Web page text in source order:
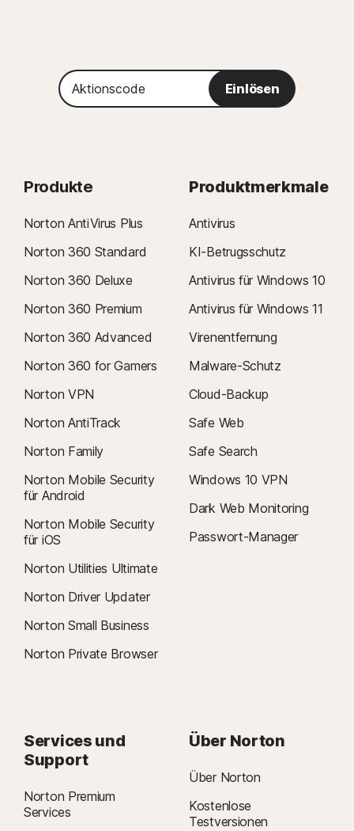
Aktionscode
Einlösen
Produkte
Norton AntiVirus Plus
Norton 360 Standard
Norton 360 Deluxe
Norton 360 Premium
Norton 360 Advanced
Norton 360 for Gamers
Norton VPN
Norton AntiTrack
Norton Family
Norton Mobile Security
für Android
Norton Mobile Security
für iOS
Norton Utilities Ultimate
Norton Driver Updater
Norton Small Business
Norton Private Browser
Produktmerkmale
Antivirus
KI-Betrugsschutz
Antivirus für Windows 10
Antivirus für Windows 11
Virenentfernung
Malware-Schutz
Cloud-Backup
Safe Web
Safe Search
Windows 10 VPN
Dark Web Monitoring
Passwort-Manager
Services und
Support
Norton Premium
Services
Über Norton
Über Norton
Kostenlose
Testversionen